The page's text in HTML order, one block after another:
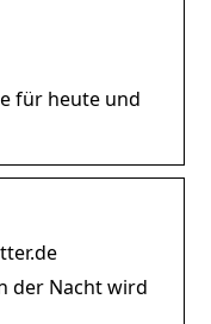
für heute und
der Nacht wird